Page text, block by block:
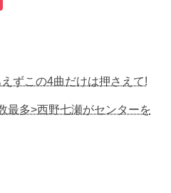
ずこの4曲だけは押さえて!
最多>西野七瀬がセンターを